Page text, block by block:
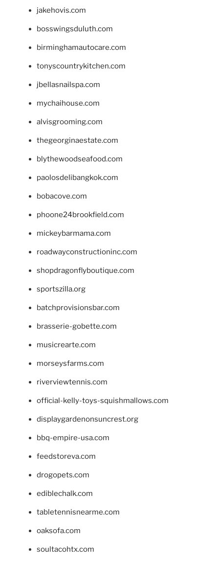
jakehovis.com
bosswingsduluth.com
birminghamautocare.com
tonyscountrykitchen.com
jbellasnailspa.com
mychaihouse.com
alvisgrooming.com
thegeorginaestate.com
blythewoodseafood.com
paolosdelibangkok.com
bobacove.com
phoone24brookfield.com
mickeybarmama.com
roadwayconstructioninc.com
shopdragonflyboutique.com
sportszilla.org
batchprovisionsbar.com
brasserie-gobette.com
musicrearte.com
morseysfarms.com
riverviewtennis.com
official-kelly-toys-squishmallows.com
displaygardenonsuncrest.org
bbq-empire-usa.com
feedstoreva.com
drogopets.com
ediblechalk.com
tabletennisnearme.com
oaksofa.com
soultacohtx.com